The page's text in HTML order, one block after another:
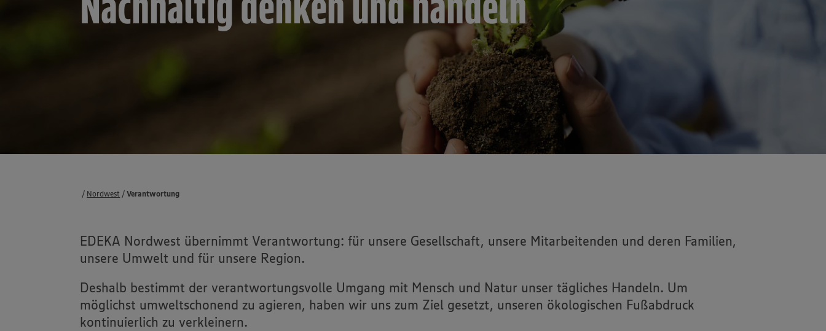
Termine
Nordwest Verantwortung
EDEKA Nordwest übernimmt Verantwortung: für unsere Gesellschaft, unsere Mitarbeitenden und deren Familien,
unsere Umwelt und für unsere Region.
Deshalb bestimmt der verantwortungsvolle Umgang mit Mensch und Natur unser tägliches Handeln. Um
möglichst umweltschonend zu agieren, haben wir uns zum Ziel gesetzt, unseren ökologischen Fußabdruck
kontinuierlich zu verkleinern.